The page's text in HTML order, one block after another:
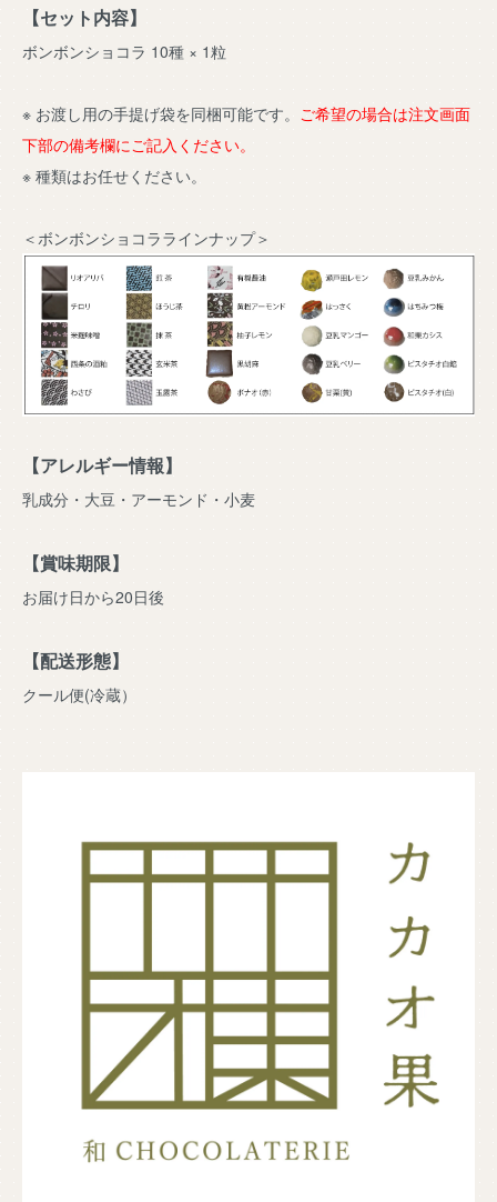
【セット内容】
ボンボンショコラ 10種 × 1粒
※ お渡し用の手提げ袋を同梱可能です。 ご希望の場合は注文画面
下部の備考欄にご記入ください。
※ 種類はお任せください。
＜ボンボンショコララインナップ＞
【アレルギー情報】
乳成分・大豆・アーモンド・小麦
【賞味期限】
お届け日から20日後
【配送形態】
クール便(冷蔵）